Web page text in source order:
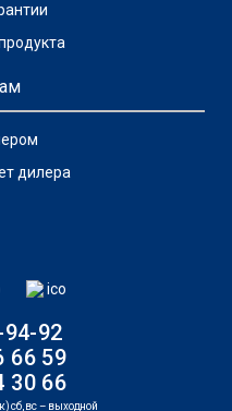
дилера
92
66 59
30 66
сб, вс – выходной